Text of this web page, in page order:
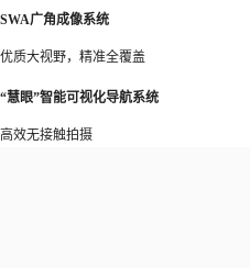
SWA广角成像系统
优质大视野，精准全覆盖
“慧眼”智能可视化导航系统
高效无接触拍摄